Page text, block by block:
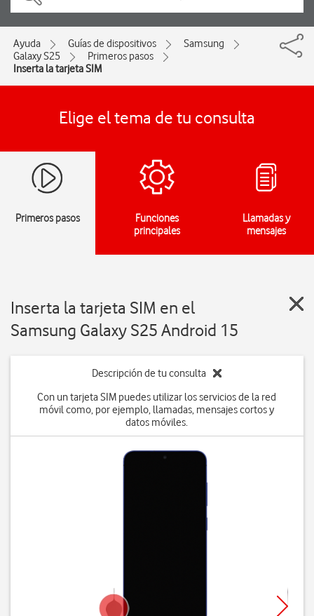
Ayuda Guías de dispositivos
Samsung
Galaxy S25
Primeros pasos
Inserta la tarjeta SIM
Elige el tema de tu consulta
Primeros pasos
Funciones
principales
Llamadas y
mensajes
Inserta la tarjeta SIM en el
Samsung Galaxy S25 Android 15
Descripción de tu consulta
Con un tarjeta SIM puedes utilizar los servicios de la red
móvil como, por ejemplo, llamadas, mensajes cortos y
datos móviles.